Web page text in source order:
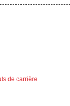
de carrière